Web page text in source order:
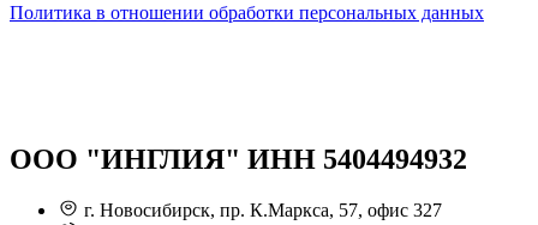
Политика в отношении обработки персональных данных
ООО "ИНГЛИЯ" ИНН 5404494932
г. Новосибирск, пр. К.Маркса, 57, офис 327